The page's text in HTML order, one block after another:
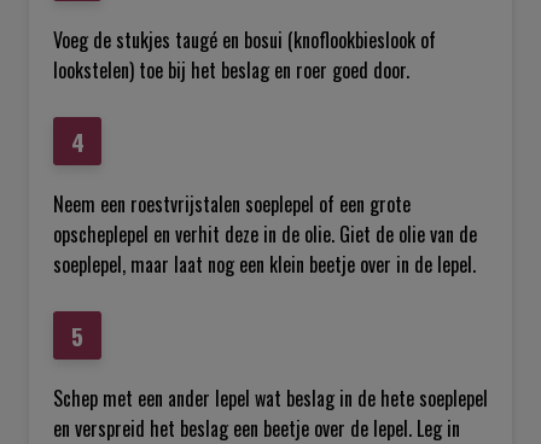
Voeg de stukjes taugé en bosui (knoflookbieslook of
lookstelen) toe bij het beslag en roer goed door.
Neem een roestvrijstalen soeplepel of een grote
opscheplepel en verhit deze in de olie. Giet de olie van de
soeplepel, maar laat nog een klein beetje over in de lepel.
Schep met een ander lepel wat beslag in de hete soeplepel
en verspreid het beslag een beetje over de lepel. Leg in